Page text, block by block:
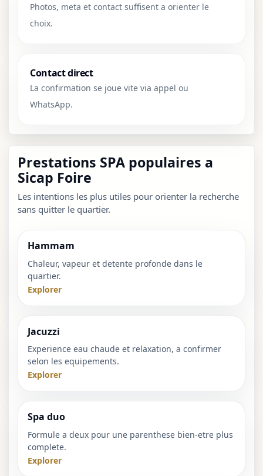
Photos, meta et contact suffisent a orienter le
choix.
Contact direct
La confirmation se joue vite via appel ou
WhatsApp.
Prestations SPA populaires a
Sicap Foire
Les intentions les plus utiles pour orienter la recherche
sans quitter le quartier.
Hammam
Chaleur, vapeur et detente profonde dans le
quartier.
Explorer
Jacuzzi
Experience eau chaude et relaxation, a confirmer
selon les equipements.
Explorer
Spa duo
Formule a deux pour une parenthese bien-etre plus
complete.
Explorer